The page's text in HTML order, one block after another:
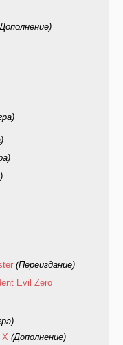
(Переиздание)
Evil Zero
X (Дополнение)